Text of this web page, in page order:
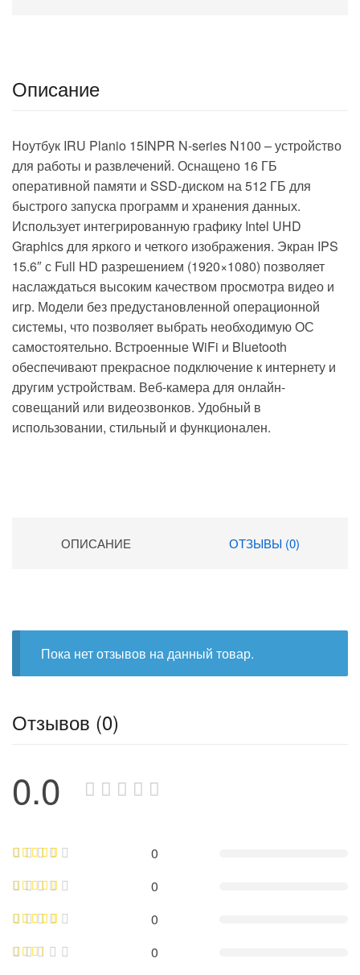
Описание
Ноутбук IRU Planio 15INPR N-series N100 – устройство
для работы и развлечений. Оснащено 16 ГБ
оперативной памяти и SSD-диском на 512 ГБ для
быстрого запуска программ и хранения данных.
Использует интегрированную графику Intel UHD
Graphics для яркого и четкого изображения. Экран IPS
15.6″ с Full HD разрешением (1920×1080) позволяет
наслаждаться высоким качеством просмотра видео и
игр. Модели без предустановленной операционной
системы, что позволяет выбрать необходимую ОС
самостоятельно. Встроенные WiFi и Bluetooth
обеспечивают прекрасное подключение к интернету и
другим устройствам. Веб-камера для онлайн-
совещаний или видеозвонков. Удобный в
использовании, стильный и функционален.
ОПИСАНИЕ ОТЗЫВЫ (0)
Пока нет отзывов на данный товар.
Отзывов (0)
0.0
0
0
0
0